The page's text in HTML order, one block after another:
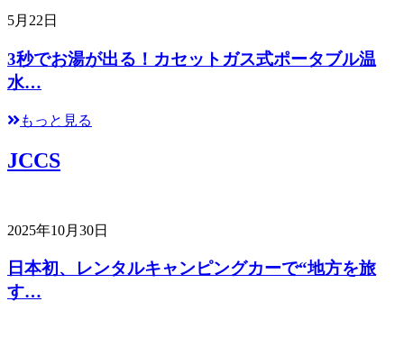
5月22日
3秒でお湯が出る！カセットガス式ポータブル温
水…
もっと見る
JCCS
2025年10月30日
日本初、レンタルキャンピングカーで“地方を旅
す…